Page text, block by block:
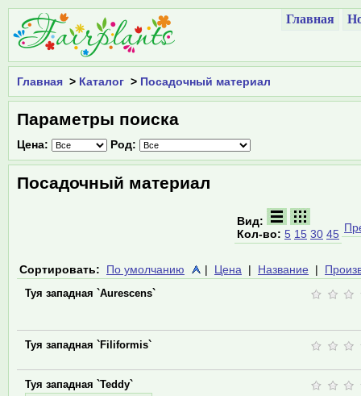
Главная
Главная > Каталог > Посадочный материал
Параметры поиска
Цена: Род:
Посадочный материал
Вид:
Кол-во: 5 15 30 45
Сортировать: По умолчанию | Цена | Название |
Туя западная `Aurescens`
Туя западная `Filiformis`
Туя западная `Teddy`